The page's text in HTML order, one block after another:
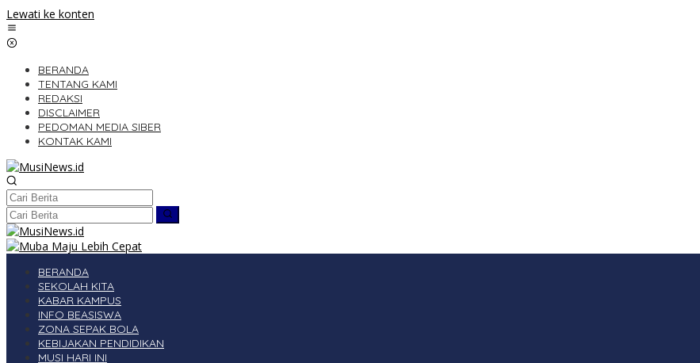
Lewati ke konten
BERANDA
TENTANG KAMI
REDAKSI
DISCLAIMER
PEDOMAN MEDIA SIBER
KONTAK KAMI
BERANDA
SEKOLAH KITA
KABAR KAMPUS
INFO BEASISWA
ZONA SEPAK BOLA
KEBIJAKAN PENDIDIKAN
MUSI HARI INI